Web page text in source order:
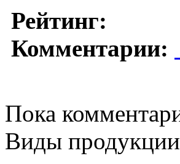
Рейтинг:
Комментарии:
Пока
Виды продукции